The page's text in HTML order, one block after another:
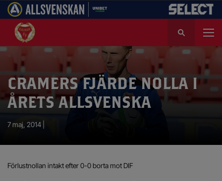
k
r
CRAMERS FJÄRDE NOLLA I
ÅRETS ALLSVENSKA
7 maj, 2014 |
Förlustnollan intakt efter 0-0 borta mot DIF